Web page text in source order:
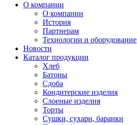
О компании
О компании
История
Партнерам
Технологии и оборудование
Новости
Каталог продукции
Хлеб
Батоны
Сдоба
Кондитерские изделия
Слоеные изделия
Торты
Сушки, сухари, баранки